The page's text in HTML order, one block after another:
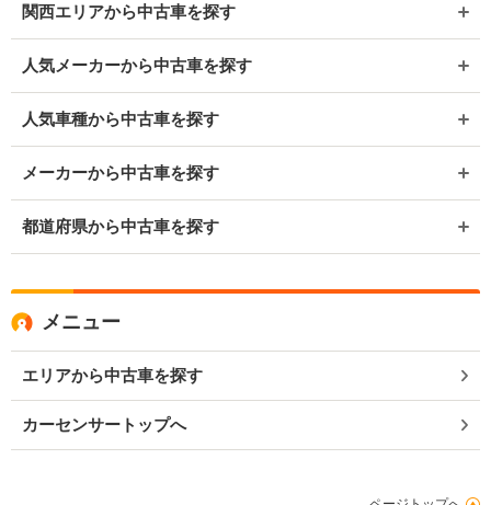
関西エリアから中古車を探す
人気メーカーから中古車を探す
人気車種から中古車を探す
メーカーから中古車を探す
都道府県から中古車を探す
メニュー
エリアから中古車を探す
カーセンサートップへ